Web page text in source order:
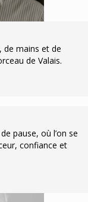
de mains et de
de Valais.
pause, où l’on se
confiance et